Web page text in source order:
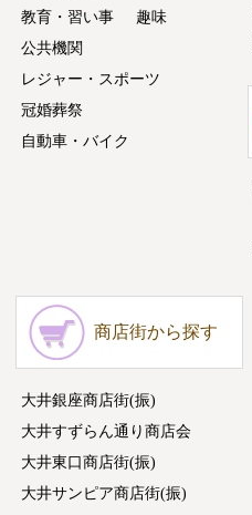
教育・習い事
趣味
公共機関
レジャー・スポーツ
冠婚葬祭
自動車・バイク
商店街から探す
大井銀座商店街(振)
大井すずらん通り商店会
大井東口商店街(振)
大井サンピア商店街(振)